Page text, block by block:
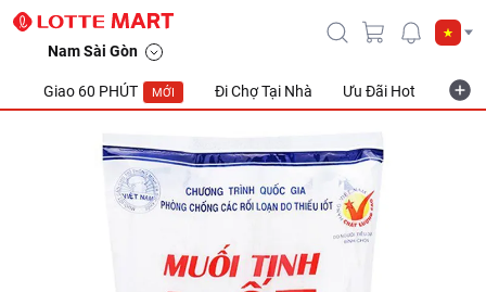
Nam Sài Gòn
Giao 60 PHÚT MỚI Đi Chợ Tại Nhà Ưu Đãi Hot
Muối Tinh I-Ốt Bình Định 500G